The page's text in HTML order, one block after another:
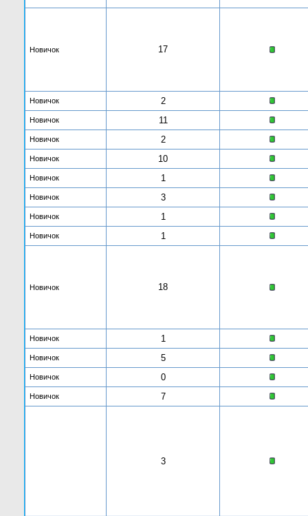
Новичок 17
Новичок 2
Новичок 11
Новичок 2
Новичок 10
Новичок 1
Новичок 3
Новичок 1
Новичок 1
Новичок 18
Новичок 1
Новичок 5
Новичок 0
Новичок 7
3